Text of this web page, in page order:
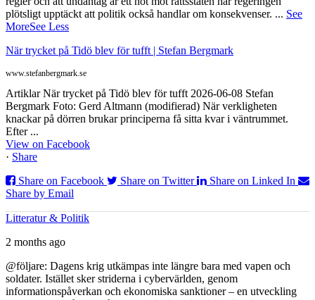
plötsligt upptäckt att politik också handlar om konsekvenser. ... See
MoreSee Less
När trycket på Tidö blev för tufft | Stefan Bergmark
www.stefanbergmark.se
Artiklar När trycket på Tidö blev för tufft 2026-06-08 Stefan
Bergmark Foto: Gerd Altmann (modifierad) När verkligheten
knackar på dörren brukar principerna få sitta kvar i väntrummet.
Efter ...
View on Facebook
· Share
Share on Facebook
Share on Twitter
Share on Linked In
Share by Email
Litteratur & Politik
2 months ago
@följare: Dagens krig utkämpas inte längre bara med vapen och
soldater. Istället sker striderna i cybervärlden, genom
informationspåverkan och ekonomiska sanktioner – en utveckling